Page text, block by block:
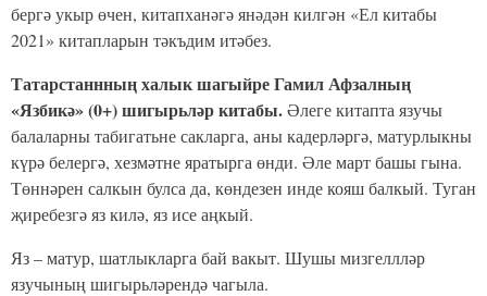
бергә укыр өчен, китапханәгә янәдән килгән «Ел китабы
2021» китапларын тәкъдим итәбез.
Татарстаннның халык шагыйре Гамил Афзалның
«Язбикә» (0+) шигырьләр китабы.Әлеге китапта язучы
балаларны табигатьне сакларга, аны кадерләргә, матурлыкны
күрә белергә, хезмәтне яратырга өнди. Әле март башы гына.
Төннәрен салкын булса да, көндезен инде кояш балкый. Туган
җиребезгә яз килә, яз исе аңкый.
Яз – матур, шатлыкларга бай вакыт. Шушы мизгеллләр
язучының шигырьләрендә чагыла.